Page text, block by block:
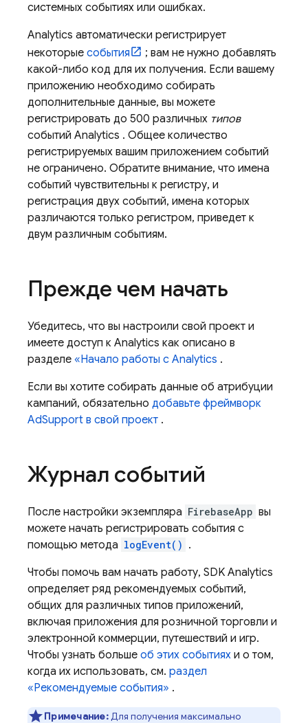
системных событиях или ошибках.
Analytics автоматически регистрирует
некоторые события
; вам не нужно добавлять
какой-либо код для их получения. Если вашему
приложению необходимо собирать
дополнительные данные, вы можете
регистрировать до 500 различных типов
событий Analytics . Общее количество
регистрируемых вашим приложением событий
не ограничено. Обратите внимание, что имена
событий чувствительны к регистру, и
регистрация двух событий, имена которых
различаются только регистром, приведет к
двум различным событиям.
Прежде чем начать
Убедитесь, что вы настроили свой проект и
имеете доступ к Analytics как описано в
разделе «Начало работы с Analytics .
Если вы хотите собирать данные об атрибуции
кампаний, обязательно добавьте фреймворк
AdSupport в свой проект .
Журнал событий
После настройки экземпляра FirebaseApp вы
можете начать регистрировать события с
помощью метода logEvent() .
Чтобы помочь вам начать работу, SDK Analytics
определяет ряд рекомендуемых событий,
общих для различных типов приложений,
включая приложения для розничной торговли и
электронной коммерции, путешествий и игр.
Чтобы узнать больше об этих событиях и о том,
когда их использовать, см. раздел
«Рекомендуемые события» .
Примечание:Для получения максимально